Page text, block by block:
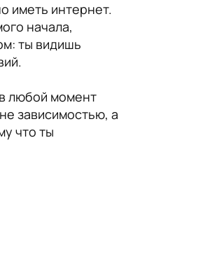
иметь интернет.
начала,
ты видишь
любой момент
зависимостью, а
что ты